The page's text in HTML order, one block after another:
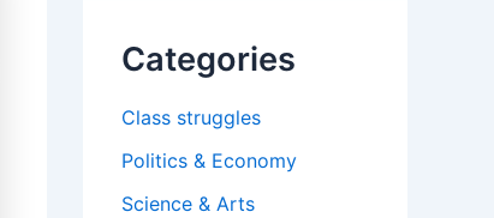
Categories
Class struggles
Politics & Economy
Science & Arts